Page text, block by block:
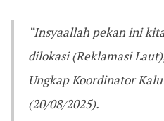
“Insyaallah pekan ini
dilokasi (Reklamasi
Ungkap Koordinator
(20/08/2025).